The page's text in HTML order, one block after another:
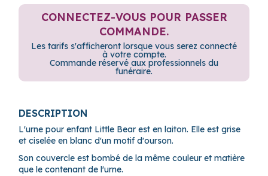
CONNECTEZ-VOUS POUR PASSER
COMMANDE.
Les tarifs s'afficheront lorsque vous serez connecté
à votre compte.
Commande réservé aux professionnels du
funéraire.
DESCRIPTION
L'urne pour enfant Little Bear est en laiton. Elle est grise
et ciselée en blanc d'un motif d'ourson.
Son couvercle est bombé de la même couleur et matière
que le contenant de l'urne.